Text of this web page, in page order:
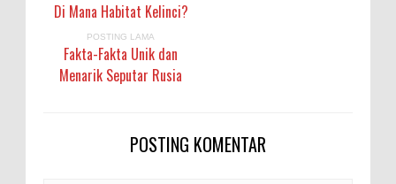
Di Mana Habitat Kelinci?
POSTING LAMA
Fakta-Fakta Unik dan
Menarik Seputar Rusia
POSTING KOMENTAR